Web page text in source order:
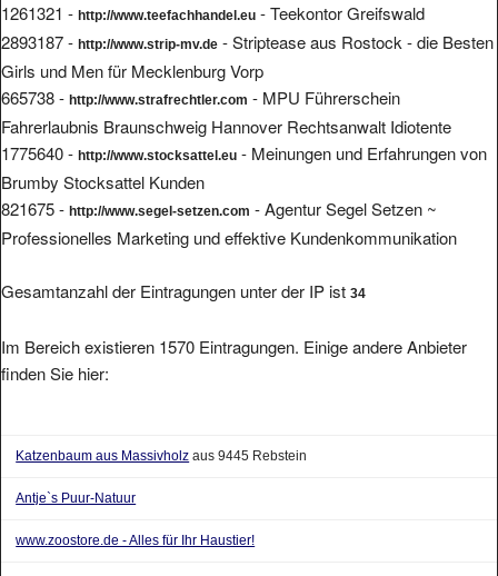
1261321 - http://www.teefachhandel.eu - Teekontor Greifswald
2893187 - http://www.strip-mv.de - Striptease aus Rostock - die Besten
Girls und Men für Mecklenburg Vorp
665738 - http://www.strafrechtler.com - MPU Führerschein
Fahrerlaubnis Braunschweig Hannover Rechtsanwalt Idiotente
1775640 - http://www.stocksattel.eu - Meinungen und Erfahrungen von
Brumby Stocksattel Kunden
821675 - http://www.segel-setzen.com - Agentur Segel Setzen ~
Professionelles Marketing und effektive Kundenkommunikation
Gesamtanzahl der Eintragungen unter der IP ist 34
Im Bereich existieren 1570 Eintragungen. Einige andere Anbieter
finden Sie hier:
Katzenbaum aus Massivholz aus 9445 Rebstein
Antje`s Puur-Natuur
www.zoostore.de - Alles für Ihr Haustier!